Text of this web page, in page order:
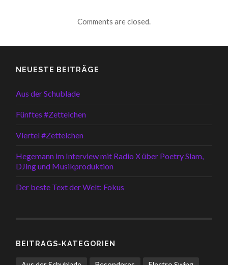
Comments are closed.
NEUESTE BEITRÄGE
Aus der Schublade
Fünftes #Zettelchen
Viertel #Zettelchen
Hegemann im Interview mit Radio X über Poetry Slam,
DJing und Musikproduktion
Der beste Text der Welt: Fokus
BEITRAGS-KATEGORIEN